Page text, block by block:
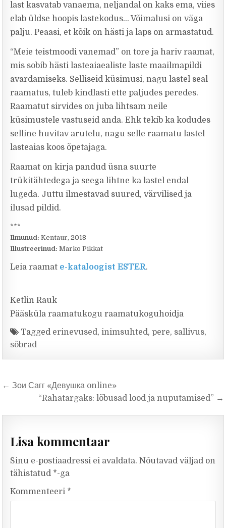
last kasvatab vanaema, neljandal on kaks ema, viies
elab üldse hoopis lastekodus… Võimalusi on väga
palju. Peaasi, et kõik on hästi ja laps on armastatud.
“Meie teistmoodi vanemad” on tore ja hariv raamat,
mis sobib hästi lasteaiaealiste laste maailmapildi
avardamiseks. Selliseid küsimusi, nagu lastel seal
raamatus, tuleb kindlasti ette paljudes peredes.
Raamatut sirvides on juba lihtsam neile
küsimustele vastuseid anda. Ehk tekib ka kodudes
selline huvitav arutelu, nagu selle raamatu lastel
lasteaias koos õpetajaga.
Raamat on kirja pandud üsna suurte
trükitähtedega ja seega lihtne ka lastel endal
lugeda. Juttu ilmestavad suured, värvilised ja
ilusad pildid.
***
Ilmunud: Kentaur, 2018
Illustreerinud: Marko Pikkat
Leia raamat e-kataloogist ESTER.
Ketlin Rauk
Pääsküla raamatukogu raamatukoguhoidja
Tagged erinevused,inimsuhted,pere, sallivus,
sõbrad
Navigeerimine
← Зои Сагг «Девушка online»
“Rahatargaks: lõbusad lood ja nuputamised” →
Lisa kommentaar
Sinu e-postiaadressi ei avaldata. Nõutavad väljad on
tähistatud *-ga
Kommenteeri *